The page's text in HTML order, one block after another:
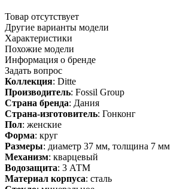
Товар отсутствует
Другие варианты модели
Характеристики
Похожие модели
Информация о бренде
Задать вопрос
Коллекция: Ditte
Производитель: Fossil Group
Страна бренда: Дания
Страна-изготовитель: Гонконг
Пол: женские
Форма: круг
Размеры: диаметр 37 мм, толщина 7 мм
Механизм: кварцевый
Водозащита: 3 АТМ
Материал корпуса: сталь